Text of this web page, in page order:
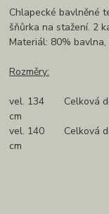
Chlapecké bavlněné
šňůrka na stažení. 2
Materiál: 80%
Rozměry:
vel. 134 Celková
cm
vel. 140 Celková
cm